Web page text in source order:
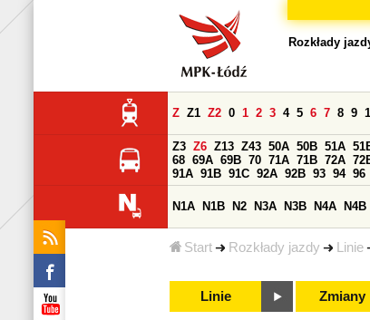
Start Rozkłady jazdy Linie
Rozkłady
Z Z1 Z2 0 1 2 3 4 5 6 7 8 9
Z3 Z6 Z13 Z43 50A 50B 51A
68 69A 69B 70 71A 71B 72A
91A 91B 91C 92A 92B 93 94 96
N1A N1B N2 N3A N3B N4A N4B
Linie Zmiany